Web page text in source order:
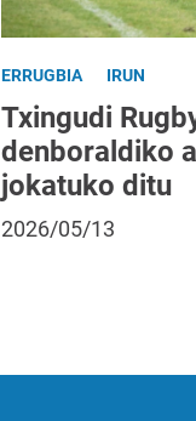
ERRUGBIA IRUN
Txingudi
denboraldiko
jokatuko ditu
2026/05/13